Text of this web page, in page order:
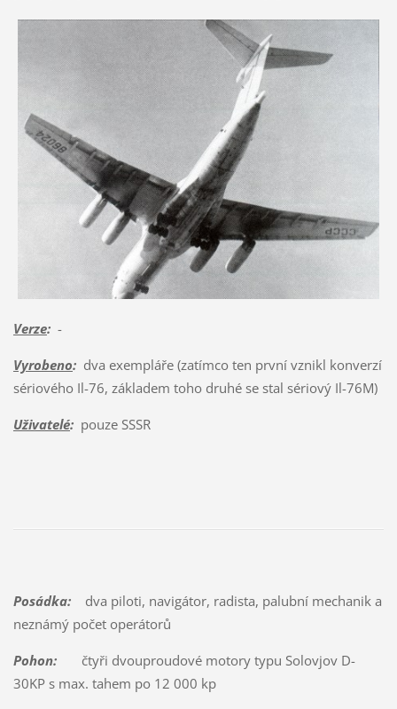
Verze:-
Vyrobeno:dva exempláře (zatímco ten první vznikl konverzí
sériového Il-76, základem toho druhé se stal sériový Il-76M)
Uživatelé:pouze SSSR
Posádka:dva piloti, navigátor, radista, palubní mechanik a
neznámý počet operátorů
Pohon:čtyři dvouproudové motory typu Solovjov D-
30KP s max. tahem po 12 000 kp